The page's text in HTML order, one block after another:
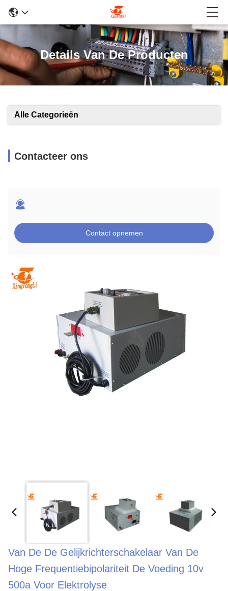
Details Van De Producten
Alle Categorieën
Contacteer ons
Contact opnemen
Van De De Gelijkrichterschakelaar Van De
Hoge Frequentiebipolariteit De Voeding 10v
500a Voor Elektrolyse